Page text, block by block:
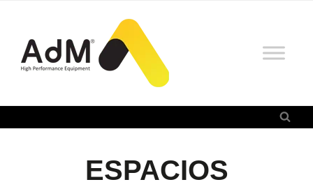
contenido
ESPACIOS